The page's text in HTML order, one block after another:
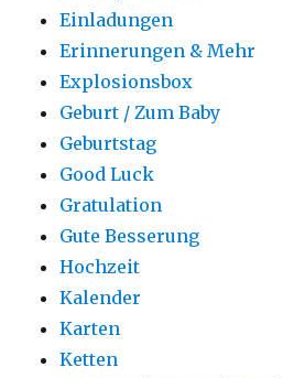
Einladungen
Erinnerungen & Mehr
Explosionsbox
Geburt / Zum Baby
Geburtstag
Good Luck
Gratulation
Gute Besserung
Hochzeit
Kalender
Karten
Ketten